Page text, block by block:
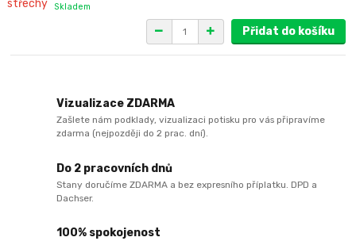
Skladem
Přidat do košíku
Vizualizace ZDARMA
Zašlete nám podklady, vizualizaci potisku pro vás připravíme
zdarma (nejpozději do 2 prac. dní).
Do 2 pracovních dnů
Stany doručíme ZDARMA a bez expresního příplatku. DPD a
Dachser.
100% spokojenost